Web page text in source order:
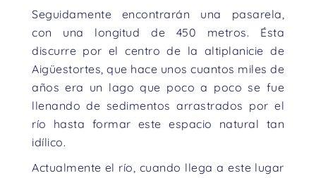
Seguidamente encontrarán una pasarela,
con una longitud de 450 metros. Ésta
discurre por el centro de la altiplanicie de
Aigüestortes, que hace unos cuantos miles de
años era un lago que poco a poco se fue
llenando de sedimentos arrastrados por el
río hasta formar este espacio natural tan
idílico.
Actualmente el río, cuando llega a este lugar